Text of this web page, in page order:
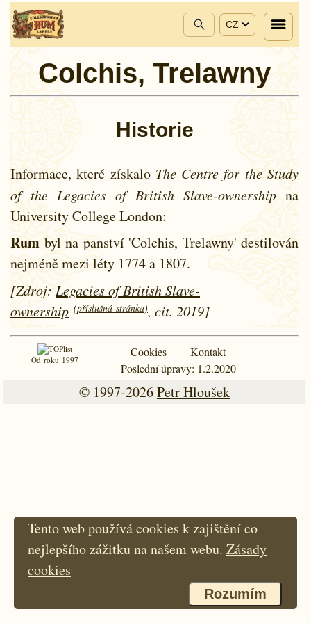
CZ
Colchis, Trelawny
Historie
Informace, které získalo The Centre for the Study
of the Legacies of British Slave-ownership na
University College London:
Rum byl na panství 'Colchis, Trelawny' destilován
nejméně mezi léty 1774 a 1807.
[Zdroj: Legacies of British Slave-
ownership (příslušná stránka), cit. 2019]
Od roku 1997
Cookies
Kontakt
Poslední úpravy: 1.2.2020
© 1997-2026Petr Hloušek
Tento web používá cookies k zajištění co
nejlepšího zážitku na našem webu. Zásady
cookies
Rozumím